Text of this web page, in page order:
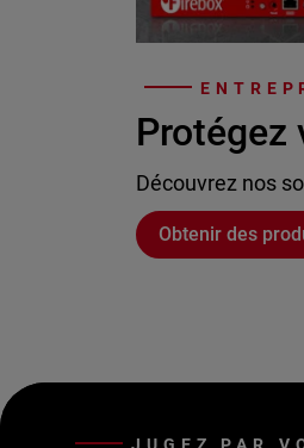
Protégez
Découvrez nos
Obtenir des